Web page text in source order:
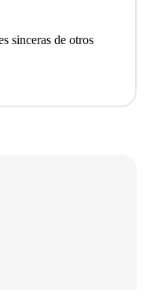
sinceras de otros